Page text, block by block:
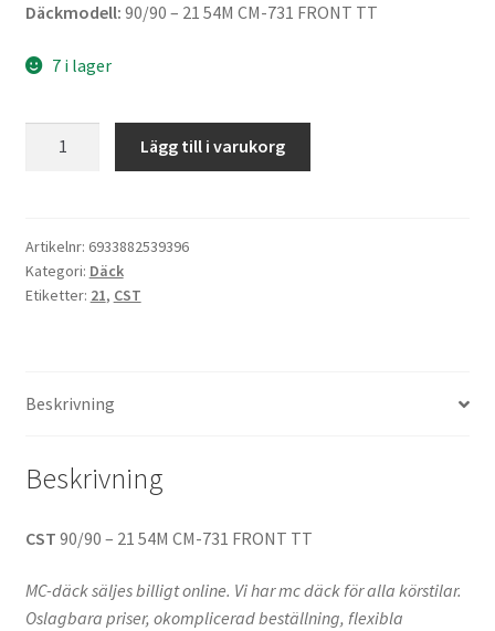
Däckmodell: 90/90 – 21 54M CM-731 FRONT TT
7 i lager
54M
CM-
731
Lägg till i varukorg
Artikelnr: 6933882539396
Kategori: Däck
Etiketter: 21, CST
Beskrivning
Beskrivning
CST 90/90 – 21 54M CM-731 FRONT TT
MC-däck säljes billigt online. Vi har mc däck för alla körstilar.
Oslagbara priser, okomplicerad beställning, flexibla